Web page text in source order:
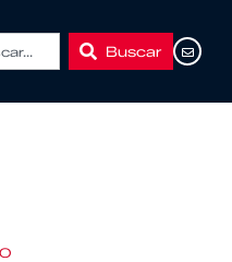
Buscar